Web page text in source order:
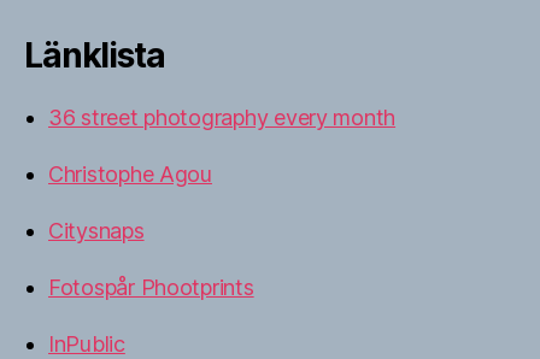
Länklista
36 street photography every month
Christophe Agou
Citysnaps
Fotospår Phootprints
InPublic